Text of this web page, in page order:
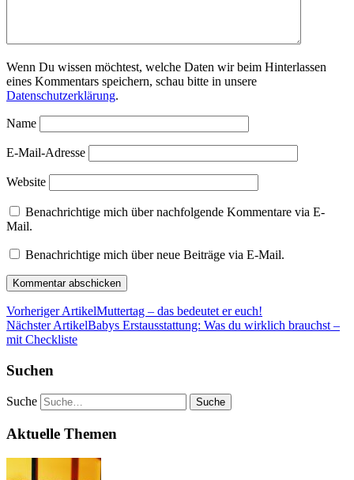
Wenn Du wissen möchtest, welche Daten wir beim Hinterlassen
eines Kommentars speichern, schau bitte in unsere
Datenschutzerklärung.
Name
E-Mail-Adresse
Website
Benachrichtige mich über nachfolgende Kommentare via E-
Mail.
Benachrichtige mich über neue Beiträge via E-Mail.
Vorheriger ArtikelMuttertag – das bedeutet er euch!
Nächster ArtikelBabys Erstausstattung: Was du wirklich brauchst –
mit Checkliste
Suchen
Suche
Aktuelle Themen